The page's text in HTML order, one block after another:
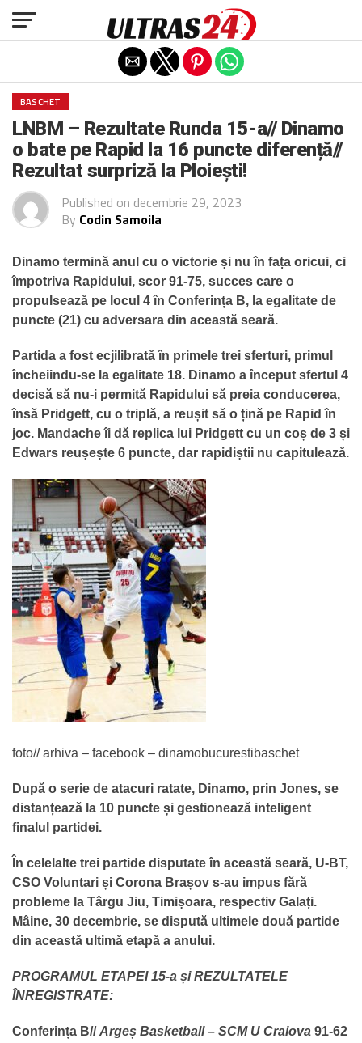
BASCHET
LNBM – Rezultate Runda 15-a// Dinamo
o bate pe Rapid la 16 puncte diferență//
Rezultat surpriză la Ploiești!
Published on decembrie 29, 2023
By Codin Samoila
Dinamo termină anul cu o victorie și nu în fața oricui, ci
împotriva Rapidului, scor 91-75, succes care o
propulsează pe locul 4 în Conferința B, la egalitate de
puncte (21) cu adversara din această seară.
Partida a fost ecjilibrată în primele trei sferturi, primul
încheiindu-se la egalitate 18. Dinamo a început sfertul 4
decisă să nu-i permită Rapidului să preia conducerea,
însă Pridgett, cu o triplă, a reușit să o țină pe Rapid în
joc. Mandache îi dă replica lui Pridgett cu un coș de 3 și
Edwars reușește 6 puncte, dar rapidiștii nu capitulează.
foto// arhiva – facebook – dinamobucurestibaschet
După o serie de atacuri ratate, Dinamo, prin Jones, se
distanțează la 10 puncte și gestionează inteligent
finalul partidei.
În celelalte trei partide disputate în această seară, U-BT,
CSO Voluntari și Corona Brașov s-au impus fără
probleme la Târgu Jiu, Timișoara, respectiv Galați.
Mâine, 30 decembrie, se dispută ultimele două partide
din această ultimă etapă a anului.
PROGRAMUL ETAPEI 15-a și REZULTATELE
ÎNREGISTRATE:
Conferința B//Argeș Basketball – SCM U Craiova 91-62
Exit mobile version